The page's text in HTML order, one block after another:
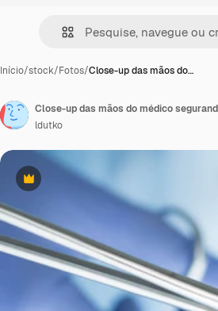
Início/stock/Fotos/Close-up das mãos do…
Premium
Close-up das mãos do médico
ldutko